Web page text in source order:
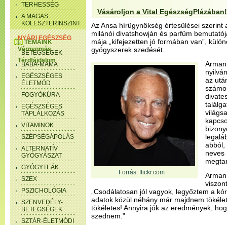
TERHESSÉG
A MAGAS
KOLESZTERINSZINT
NYÁRI EGÉSZSÉG
Vérnyomás
Térdfájdalom
TÉMÁINK
BETEGSÉGEK
BABA-MAMA
EGÉSZSÉGES
ÉLETMÓD
FOGYÓKÚRA
EGÉSZSÉGES
TÁPLÁLKOZÁS
VITAMINOK
SZÉPSÉGÁPOLÁS
ALTERNATÍV
GYÓGYÁSZAT
GYÓGYTEÁK
SZEX
PSZICHOLÓGIA
SZENVEDÉLY-
BETEGSÉGEK
SZTÁR-ÉLETMÓDI
Vásároljon a Vital EgészségPlázában!
Az Ansa hírügynökség értesülései szerint
milánói divatshowján és parfüm
mája „kifejezetten jó formában van”,
gyógyszerek szedését.
Forrás: flickr.com
az
abból,
neves
„Csodálatosan jól vagyok, legyőztem a
adatok közül néhány már majdnem
tökéletes! Annyira jók az eredmények,
szednem.”